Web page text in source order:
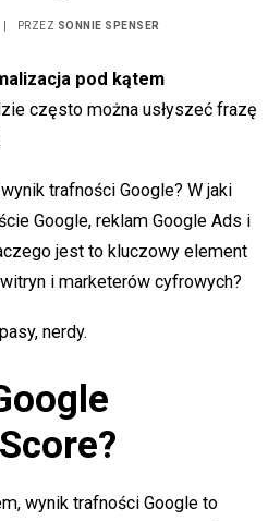
PRZEZ SONNIE SPENSER
pod kątem
często można usłyszeć frazę
trafności Google? W jaki
Google, reklam Google Ads i
jest to kluczowy element
i marketerów cyfrowych?
nerdy.
wynik trafności Google to